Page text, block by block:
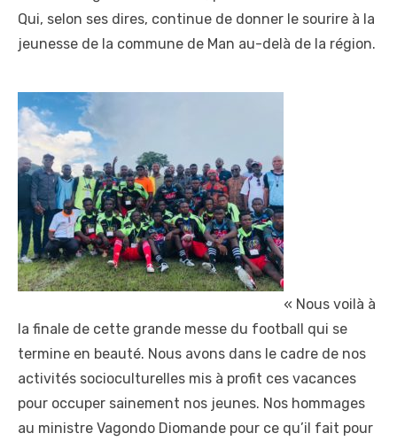
Qui, selon ses dires, continue de donner le sourire à la
jeunesse de la commune de Man au-delà de la région.
« Nous voilà à
la finale de cette grande messe du football qui se
termine en beauté. Nous avons dans le cadre de nos
activités socioculturelles mis à profit ces vacances
pour occuper sainement nos jeunes. Nos hommages
au ministre Vagondo Diomande pour ce qu’il fait pour